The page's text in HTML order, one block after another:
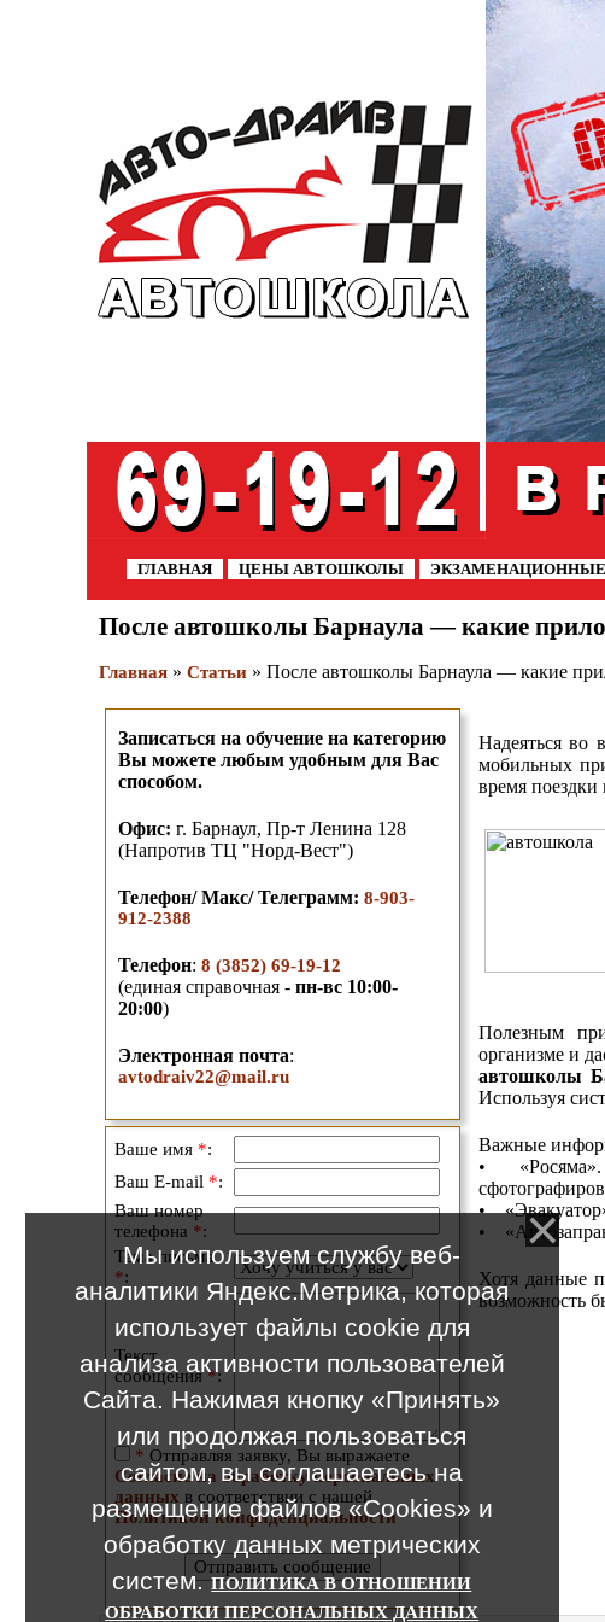
ГЛАВНАЯ ЦЕНЫ АВТОШКОЛЫ
После автошколы Барнаула — какие
Главная » Статьи » После автошколы Барнаула — какие
Записаться на обучение на категорию
Вы можете любым удобным для Вас
способом.
Офис: г. Барнаул, Пр-т Ленина 128
(Напротив ТЦ "Норд-Вест")
Телефон/ Макс/ Телеграмм: 8-903-
912-2388
Телефон: 8 (3852) 69-19-12
(единая справочная - пн-вс 10:00-
20:00)
Электронная почта:
avtodraiv22@mail.ru
Ваше имя *:
Ваш E-mail *:
Ваш номер
телефона *:
Тема письма
*:
Текст
сообщения*:
* Отправляя заявку, Вы выражаете
Согласие на обработку персональных
данных в соответствии с нашей
Политикой конфиденциальности
Надеяться во
мобильных
время
Полезным
организме и
автошколы
Используя
Важные
• «Росяма».
•
•
Хотя данные
возможность
Мы используем службу веб-
аналитики Яндекс.Метрика, которая
использует файлы cookie для
анализа активности пользователей
Сайта. Нажимая кнопку «Принять»
или продолжая пользоваться
сайтом, вы соглашаетесь на
размещение файлов «Cookies» и
обработку данных метрических
систем.ПОЛИТИКА В ОТНОШЕНИИ
ОБРАБОТКИ ПЕРСОНАЛЬНЫХ ДАННЫХ